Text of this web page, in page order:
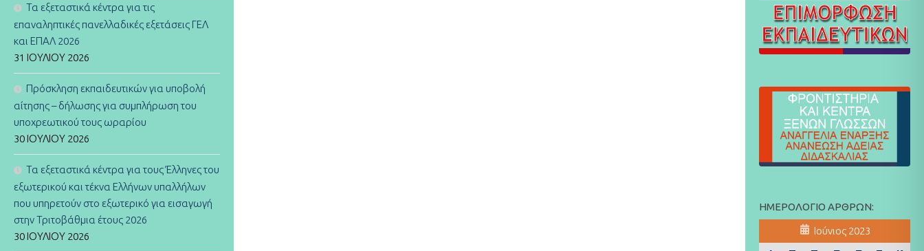
Τα εξεταστικά κέντρα για τις
επαναληπτικές πανελλαδικές εξετάσεις ΓΕΛ
και ΕΠΑΛ 2026
31 ΙΟΥΛΊΟΥ 2026
Πρόσκληση εκπαιδευτικών για υποβολή
αίτησης – δήλωσης για συμπλήρωση του
υποχρεωτικού τους ωραρίου
30 ΙΟΥΛΊΟΥ 2026
Τα εξεταστικά κέντρα για τους Έλληνες του
εξωτερικού και τέκνα Ελλήνων υπαλλήλων
που υπηρετούν στο εξωτερικό για εισαγωγή
στην Τριτοβάθμια έτους 2026
30 ΙΟΥΛΊΟΥ 2026
ΗΜΕΡΟΛΌΓΙΟ ΆΡΘΡΩΝ:
Ιούνιος 2023